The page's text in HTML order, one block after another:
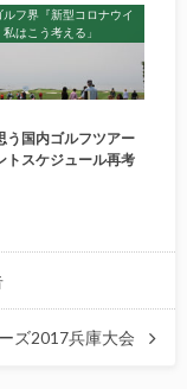
フ界『新型コロナウイ
はこう考える」
う国内ゴルフツアー
トスケジュール再考
ズ2017兵庫大会